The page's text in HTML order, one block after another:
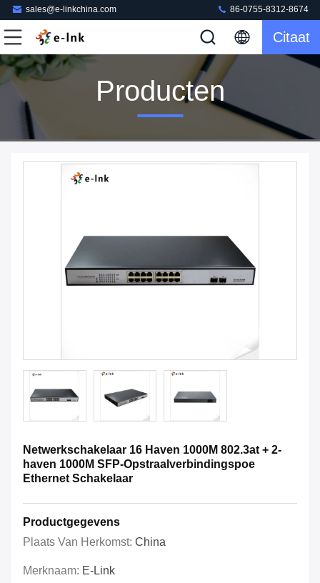
sales@e-linkchina.com 86-0755-8312-8674
Citaat
Producten
Netwerkschakelaar 16 Haven 1000M 802.3at + 2-
haven 1000M SFP-Opstraalverbindingspoe
Ethernet Schakelaar
Productgegevens
Plaats Van Herkomst: China
Merknaam: E-Link